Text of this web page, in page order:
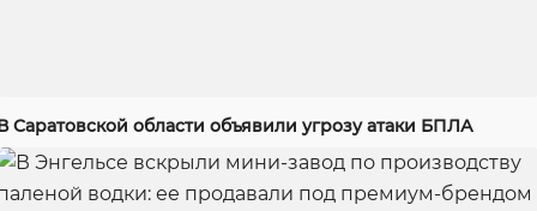
Саратовской области объявили угрозу атаки БПЛА